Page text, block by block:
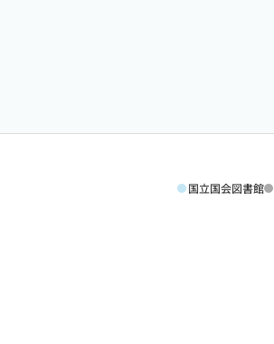
国立国会図書館